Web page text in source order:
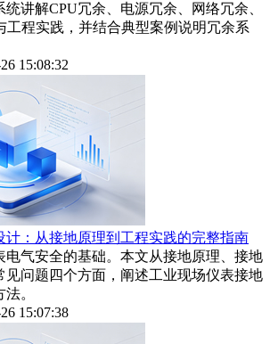
讲解CPU冗余、电源冗余、网络冗余、
工程实践，并结合典型案例说明冗余系
15:08:32
计：从接地原理到工程实践的完整指南
电气安全的基础。本文从接地原理、接地
见问题四个方面，阐述工业现场仪表接地
。
15:07:38